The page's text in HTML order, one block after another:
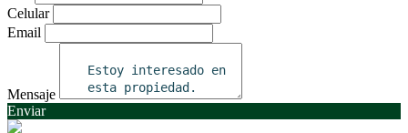
Celular
Email
Mensaje
Enviar